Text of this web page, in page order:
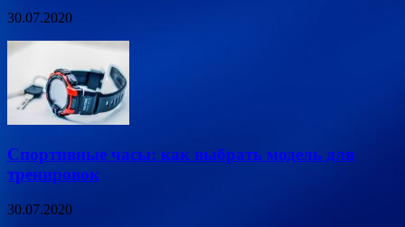
30.07.2020
Спортивные часы: как выбрать модель для
тренировок
30.07.2020